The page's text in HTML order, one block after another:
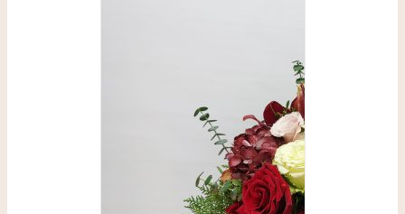
SELECCIONAR
OPCIONES
/
DETALLES